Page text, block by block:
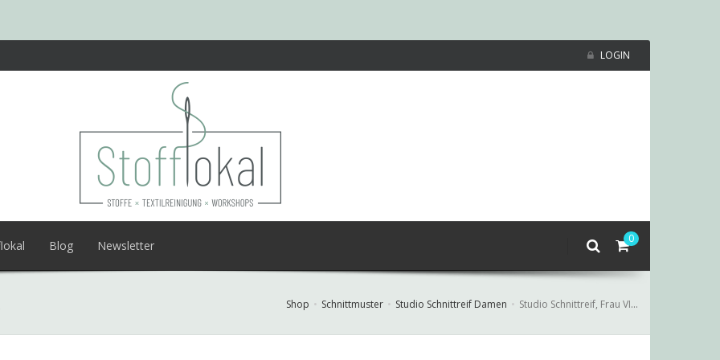
LOGIN
0
Blog Newsletter
Shop Schnittmuster Studio Schnittreif Damen Studio Schnittreif, Frau VIOLA